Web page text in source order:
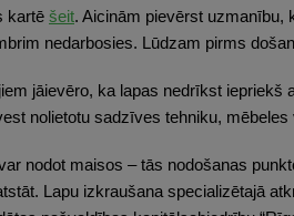
kartē šeit. Aicinām pievērst uzmanību,
nedarbosies. Lūdzam pirms
jāievēro, ka lapas nedrīkst
nolietotu sadzīves tehniku,
nodot maisos – tās nodošanas
Lapu izkraušana specializētajā